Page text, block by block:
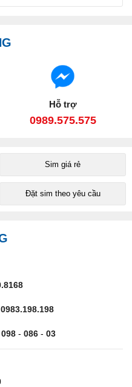
Hỗ trợ
0989.575.575
Sim giá rẻ
Đặt sim theo yêu cầu
0983.198.198
098 - 086 - 03